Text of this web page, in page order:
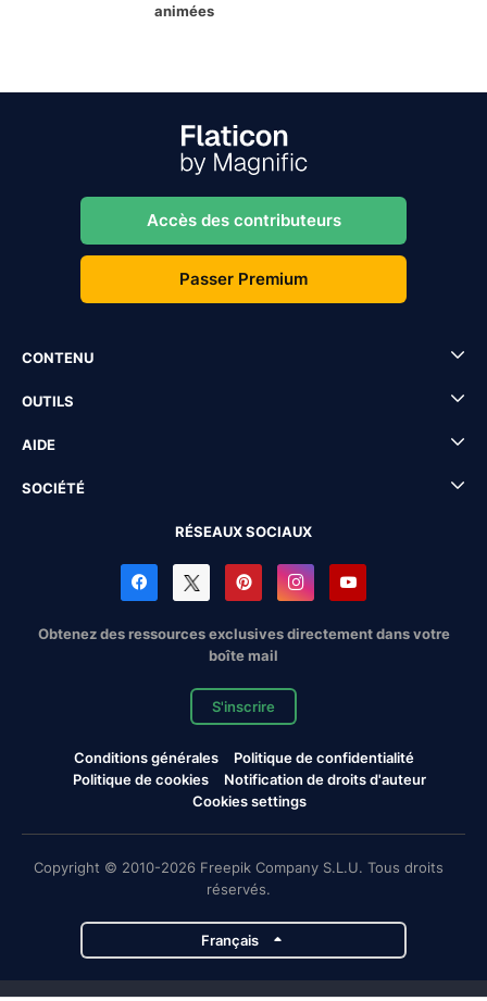
animées
Accès des contributeurs
Passer Premium
CONTENU
OUTILS
AIDE
SOCIÉTÉ
RÉSEAUX SOCIAUX
Obtenez des ressources exclusives directement dans votre
boîte mail
S'inscrire
Conditions générales
Politique de confidentialité
Politique de cookies
Notification de droits d'auteur
Cookies settings
Copyright © 2010-2026 Freepik Company S.L.U. Tous droits
réservés.
Français